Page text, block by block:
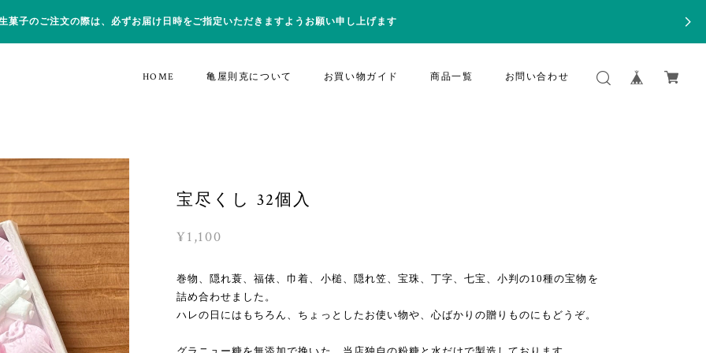
菓子のご注文の際は、必ずお届け日時をご指定いただきますようお願い申し上げます
HOME 亀屋則克について お買い物ガイド 商品一覧 お問い合わせ
宝尽くし 32個入
¥1,100
巻物、隠れ蓑、福俵、巾着、小槌、隠れ笠、宝珠、丁字、七宝、小判の10種の宝物を
詰め合わせました。
ハレの日にはもちろん、ちょっとしたお使い物や、心ばかりの贈りものにもどうぞ。
グラニュー糖を無添加で挽いた、当店独自の粉糖と水だけで製造しております。